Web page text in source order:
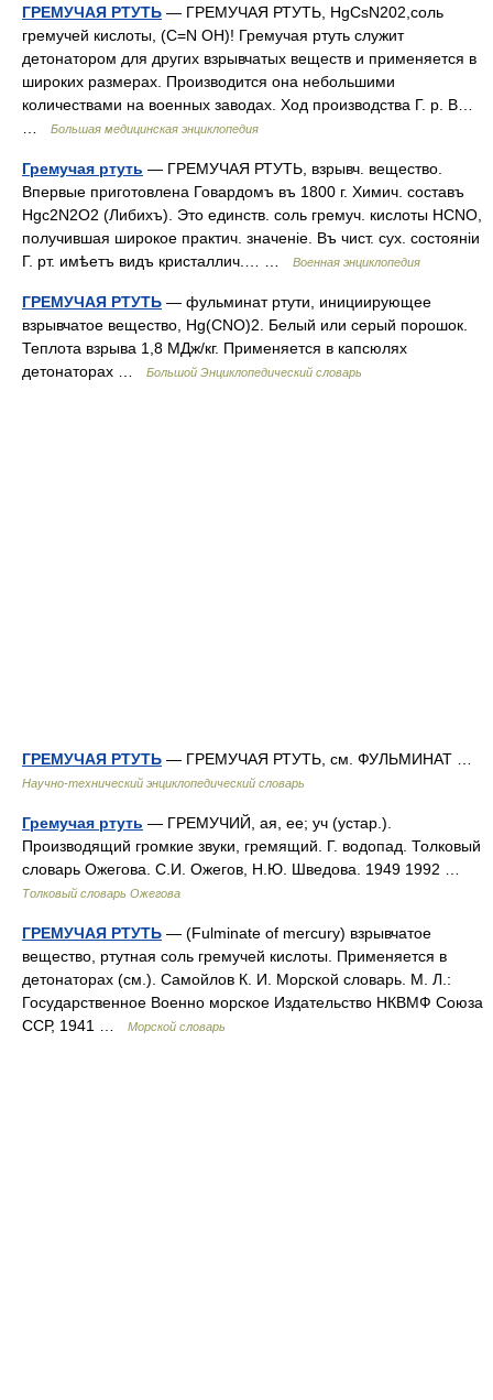
ГРЕМУЧАЯ РТУТЬ — ГРЕМУЧАЯ РТУТЬ, HgCsN202,соль
гремучей кислоты, (C=N ОН)! Гремучая ртуть служит
детонатором для других взрывчатых веществ и применяется в
широких размерах. Производится она небольшими
количествами на военных заводах. Ход производства Г. р. В…
Большая медицинская энциклопедия
Гремучая ртуть — ГРЕМУЧАЯ РТУТЬ, взрывч. вещество.
Впервые приготовлена Говардомъ въ 1800 г. Химич. составъ
Hgc2N2O2 (Либихъ). Это единств. соль гремуч. кислоты HCNO,
получившая широкое практич. значеніе. Въ чист. сух. состояніи
Г. рт. имѣетъ видъ кристаллич.… …
Военная энциклопедия
ГРЕМУЧАЯ РТУТЬ — фульминат ртути, инициирующее
взрывчатое вещество, Hg(CNO)2. Белый или серый порошок.
Теплота взрыва 1,8 МДж/кг. Применяется в капсюлях
детонаторах …
Большой Энциклопедический словарь
ГРЕМУЧАЯ РТУТЬ — ГРЕМУЧАЯ РТУТЬ, см. ФУЛЬМИНАТ …
Научно-технический энциклопедический словарь
Гремучая ртуть — ГРЕМУЧИЙ, ая, ее; уч (устар.).
Производящий громкие звуки, гремящий. Г. водопад. Толковый
словарь Ожегова. С.И. Ожегов, Н.Ю. Шведова. 1949 1992 …
Толковый словарь Ожегова
ГРЕМУЧАЯ РТУТЬ — (Fulminate of mercury) взрывчатое
вещество, ртутная соль гремучей кислоты. Применяется в
детонаторах (см.). Самойлов К. И. Морской словарь. М. Л.:
Государственное Военно морское Издательство НКВМФ Союза
ССР, 1941 …
Морской словарь